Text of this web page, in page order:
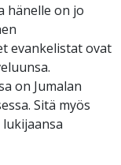
hänelle on jo
evankelistat ovat
on Jumalan
Sitä myös